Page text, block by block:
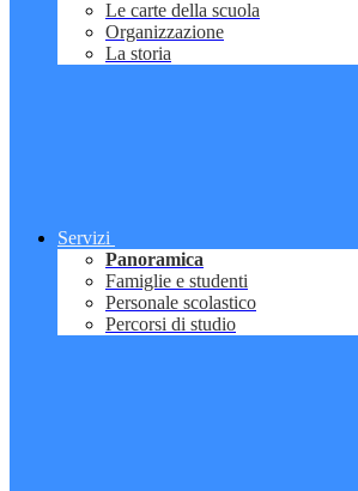
Le carte della scuola
Organizzazione
La storia
Servizi
Panoramica
Famiglie e studenti
Personale scolastico
Percorsi di studio